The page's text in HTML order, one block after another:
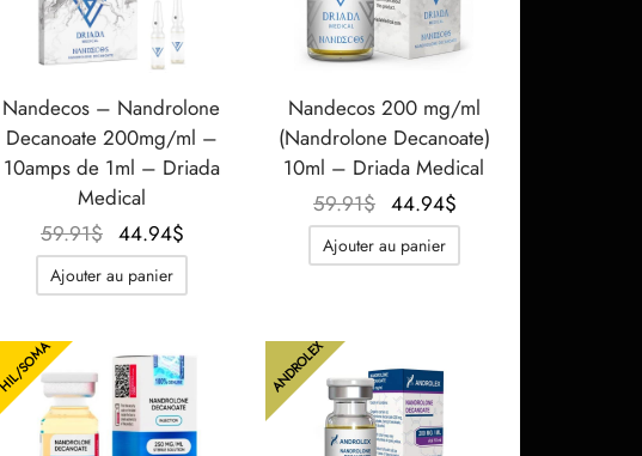
Nandecos – Nandrolone
Decanoate 200mg/ml –
10amps de 1ml – Driada
Medical
59.91$ Le prix
initial
était :
44.94$
Ajouter au panier
Nandecos 200 mg/ml
(Nandrolone Decanoate)
10ml – Driada Medical
59.91$ Le prix
initial
était :
44.94$
Ajouter au panier
HIL/SOMA ANDROLEX